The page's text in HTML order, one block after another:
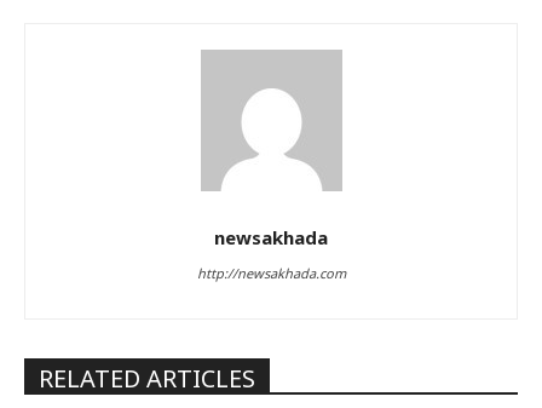
newsakhada
http://newsakhada.com
RELATED ARTICLES